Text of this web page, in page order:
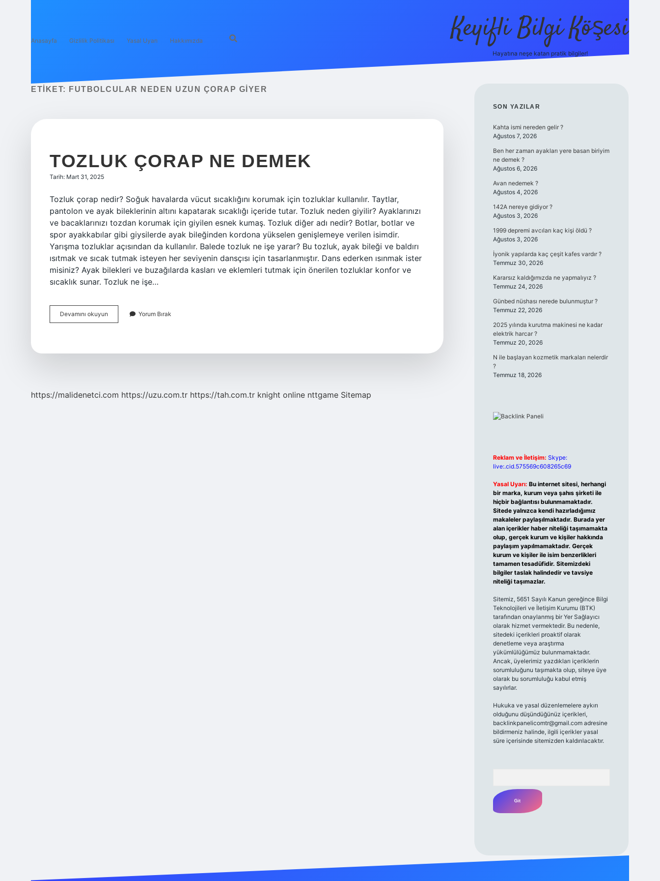
Anasayfa Gizlilik Politikası Yasal Uyarı Hakkımızda Keyifli Bilgi Köşesi
Hayatına neşe katan pratik bilgiler!
ETIKET: FUTBOLCULAR NEDEN UZUN ÇORAP GIYER
TOZLUK ÇORAP NE DEMEK
Tarih: Mart 31, 2025
Tozluk çorap nedir? Soğuk havalarda vücut sıcaklığını korumak için tozluklar kullanılır. Taytlar,
pantolon ve ayak bileklerinin altını kapatarak sıcaklığı içeride tutar. Tozluk neden giyilir? Ayaklarınızı
ve bacaklarınızı tozdan korumak için giyilen esnek kumaş. Tozluk diğer adı nedir? Botlar, botlar ve
spor ayakkabılar gibi giysilerde ayak bileğinden kordona yükselen genişlemeye verilen isimdir.
Yarışma tozluklar açısından da kullanılır. Balede tozluk ne işe yarar? Bu tozluk, ayak bileği ve baldırı
ısıtmak ve sıcak tutmak isteyen her seviyenin dansçısı için tasarlanmıştır. Dans ederken ısınmak ister
misiniz? Ayak bilekleri ve buzağılarda kasları ve eklemleri tutmak için önerilen tozluklar konfor ve
sıcaklık sunar. Tozluk ne işe…
Devamını okuyun
Çorap
Yorum Bırak
https://malidenetci.com https://uzu.com.tr https://tah.com.tr knight online nttgame Sitemap
SIDEBAR
SON YAZILAR
Kahta ismi nereden gelir ?
Ağustos 7, 2026
Ben her zaman ayakları yere basan biriyim
ne demek ?
Ağustos 6, 2026
Avan nedemek ?
Ağustos 4, 2026
142A nereye gidiyor ?
Ağustos 3, 2026
1999 depremi avcıları kaç kişi öldü ?
Ağustos 3, 2026
İyonik yapılarda kaç çeşit kafes vardır ?
Temmuz 30, 2026
Kararsız kaldığımızda ne yapmalıyız ?
Temmuz 24, 2026
Günbed nüshası nerede bulunmuştur ?
Temmuz 22, 2026
2025 yılında kurutma makinesi ne kadar
elektrik harcar ?
Temmuz 20, 2026
N ile başlayan kozmetik markaları nelerdir
?
Temmuz 18, 2026
Reklam ve İletişim: Skype:
live:.cid.575569c608265c69
Yasal Uyarı: Bu internet sitesi, herhangi
bir marka, kurum veya şahıs şirketi ile
hiçbir bağlantısı bulunmamaktadır.
Sitede yalnızca kendi hazırladığımız
makaleler paylaşılmaktadır. Burada yer
alan içerikler haber niteliği taşımamakta
olup, gerçek kurum ve kişiler hakkında
paylaşım yapılmamaktadır. Gerçek
kurum ve kişiler ile isim benzerlikleri
tamamen tesadüfidir. Sitemizdeki
bilgiler taslak halindedir ve tavsiye
niteliği taşımazlar.
Sitemiz, 5651 Sayılı Kanun gereğince Bilgi
Teknolojileri ve İletişim Kurumu (BTK)
tarafından onaylanmış bir Yer Sağlayıcı
olarak hizmet vermektedir. Bu nedenle,
sitedeki içerikleri proaktif olarak
denetleme veya araştırma
yükümlülüğümüz bulunmamaktadır.
Ancak, üyelerimiz yazdıkları içeriklerin
sorumluluğunu taşımakta olup, siteye üye
olarak bu sorumluluğu kabul etmiş
sayılırlar.
Hukuka ve yasal düzenlemelere aykırı
olduğunu düşündüğünüz içerikleri,
backlinkpanelicomtr@gmail.comadresine
bildirmeniz halinde, ilgili içerikler yasal
süre içerisinde sitemizden kaldırılacaktır.